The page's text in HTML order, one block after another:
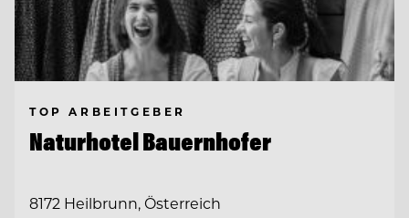
TOP ARBEITGEBER
Naturhotel Bauernhofer
8172 Heilbrunn, Österreich